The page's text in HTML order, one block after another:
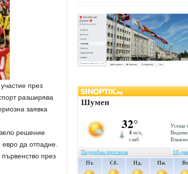
през
разширява
заявка
решение
да отпадне.
през